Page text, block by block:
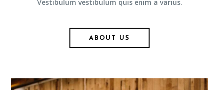
Vestibulum vestibulum quis enim a varius.
ABOUT US